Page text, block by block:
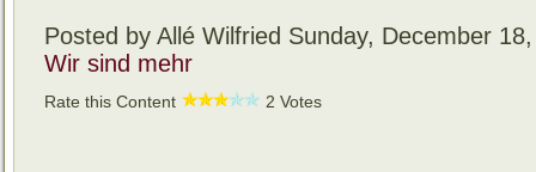
Posted by Allé Wilfried Sunday, December
Wir sind mehr
Rate this Content 2 Votes